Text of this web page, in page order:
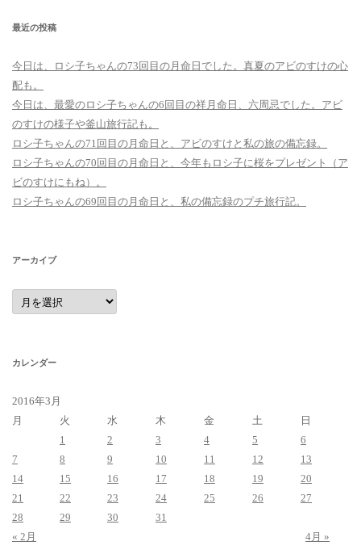
最近の投稿
今日は、ロシ子ちゃんの73回目の月命日でした。真夏のアビのすけの心
配も。
今日は、最愛のロシ子ちゃんの6回目の祥月命日、六周忌でした。アビ
のすけの様子や釜山旅行記も。
ロシ子ちゃんの71回目の月命日と、アビのすけと私の旅の備忘録。
ロシ子ちゃんの70回目の月命日と、今年もロシ子に桜をプレゼント（ア
ビのすけにもね）。
ロシ子ちゃんの69回目の月命日と、私の備忘録のプチ旅行記。
アーカイブ
ア
ー
カ
カレンダー
2016年3月
月
火 水 木 金 土
日
1
2 3 4 5
6
7
8 9 10 11 12
13
14
15 16 17 18 19
20
21
22 23 24 25 26
27
28
29 30
31
« 2月
4月 »